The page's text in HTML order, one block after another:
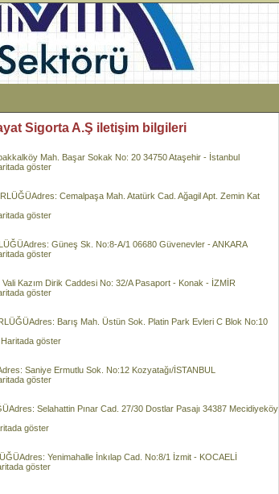
Sigorta A.Ş iletişim bilgileri
Mah. Başar Sokak No: 20 34750 Ataşehir - İstanbul
göster
Cemalpaşa Mah. Atatürk Cad. Ağagil Apt. Zemin Kat
göster
Güneş Sk. No:8-A/1 06680 Güvenevler - ANKARA
göster
Kazım Dirik Caddesi No: 32/A Pasaport - Konak - İZMİR
göster
Barış Mah. Üstün Sok. Platin Park Evleri C Blok No:10
göster
Saniye Ermutlu Sok. No:12 Kozyatağı/İSTANBUL
göster
Selahattin Pınar Cad. 27/30 Dostlar Pasajı 34387 Mecidiyeköy
göster
Yenimahalle İnkılap Cad. No:8/1 İzmit - KOCAELİ
göster